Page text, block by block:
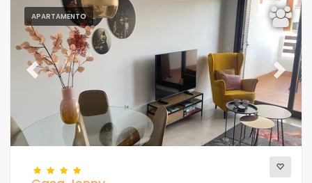
APARTAMENTO
Previous Next